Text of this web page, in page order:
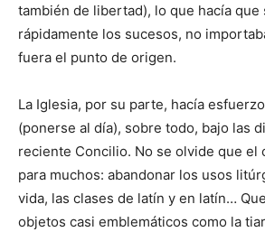
también de ­libertad), lo que hacía que
rápidamente los sucesos, no
fuera el punto de origen.
La Iglesia, por su parte, hacía
(ponerse al día), sobre todo, bajo las
reciente Concilio. No se olvide que el
para muchos: abandonar los usos
vida, las clases de latín y en latín…
objetos casi emblemáticos como la